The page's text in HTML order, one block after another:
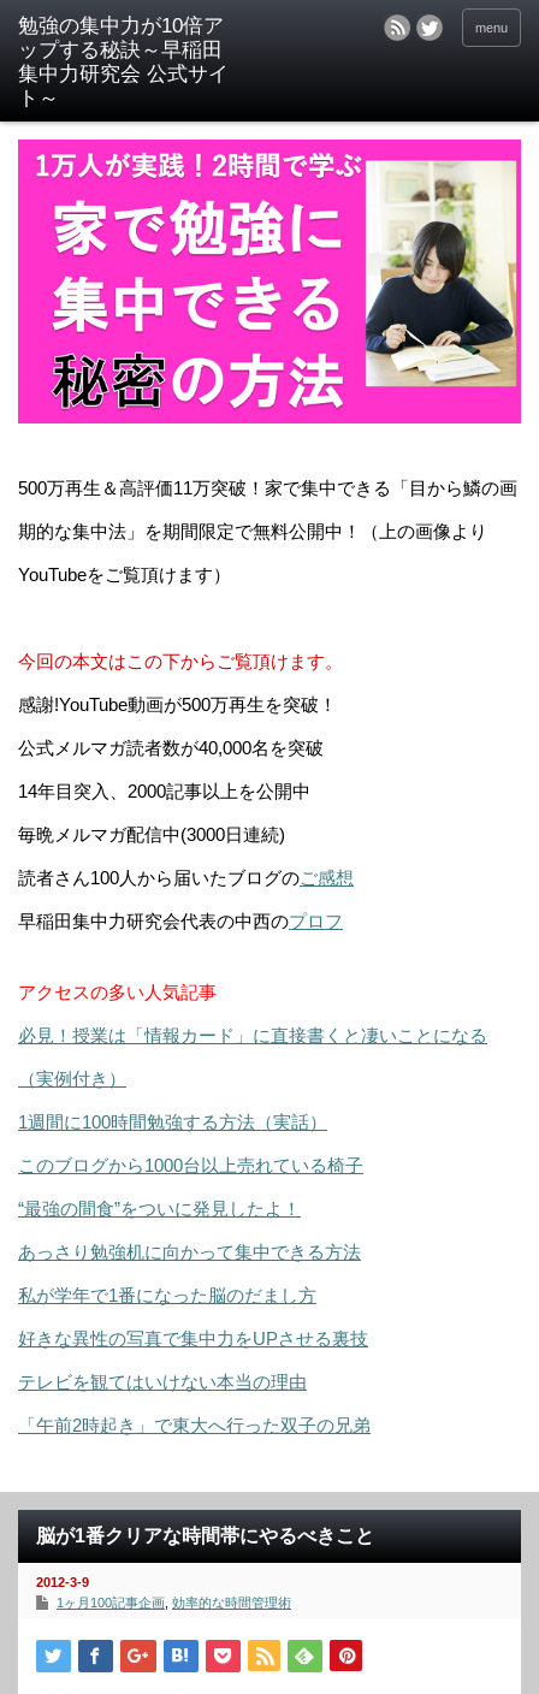
menu
500万再生＆高評価11万突破！家で集中できる「目から鱗の画
期的な集中法」を期間限定で無料公開中！（上の画像より
YouTubeをご覧頂けます）
今回の本文はこの下からご覧頂けます。
感謝!YouTube動画が500万再生を突破！
公式メルマガ読者数が40,000名を突破
14年目突入、2000記事以上を公開中
毎晩メルマガ配信中(3000日連続)
読者さん100人から届いたブログのご感想
早稲田集中力研究会代表の中西のプロフ
アクセスの多い人気記事
必見！授業は「情報カード」に直接書くと凄いことになる
（実例付き）
1週間に100時間勉強する方法（実話）
このブログから1000台以上売れている椅子
“最強の間食”をついに発見したよ！
あっさり勉強机に向かって集中できる方法
私が学年で1番になった脳のだまし方
好きな異性の写真で集中力をUPさせる裏技
テレビを観てはいけない本当の理由
「午前2時起き」で東大へ行った双子の兄弟
脳が1番クリアな時間帯にやるべきこと
2012-3-9
1ヶ月100記事企画 効率的な時間管理術